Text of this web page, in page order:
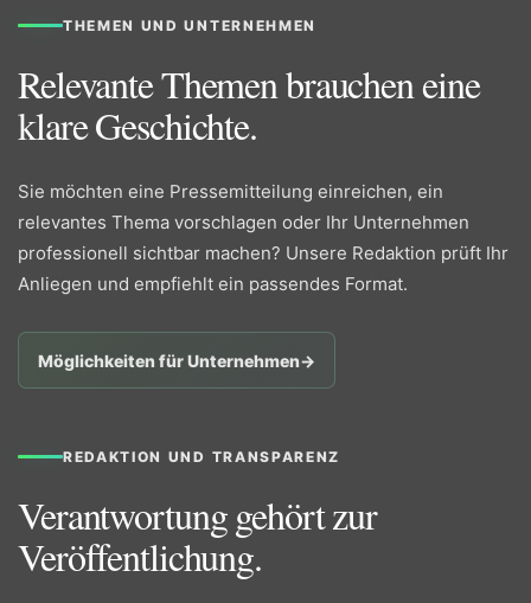
THEMEN UND UNTERNEHMEN
Relevante Themen brauchen eine
klare Geschichte.
Sie möchten eine Pressemitteilung einreichen, ein
relevantes Thema vorschlagen oder Ihr Unternehmen
professionell sichtbar machen? Unsere Redaktion prüft Ihr
Anliegen und empfiehlt ein passendes Format.
Möglichkeiten für Unternehmen→
REDAKTION UND TRANSPARENZ
Verantwortung gehört zur
Veröffentlichung.